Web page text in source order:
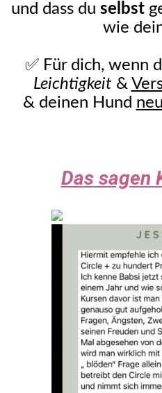
und dass du selbst
wie
✅ Für dich, wenn
Leichtigkeit &
& deinen Hund
Das sagen